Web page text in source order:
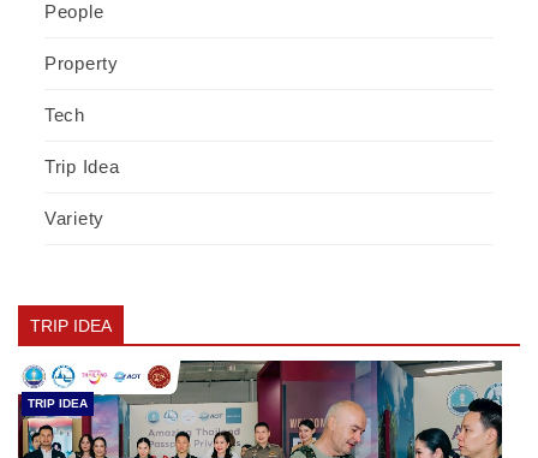
People
Property
Tech
Trip Idea
Variety
TRIP IDEA
TRIP IDEA